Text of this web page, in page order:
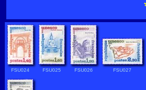
FSU024 FSU025 FSU026 FSU027